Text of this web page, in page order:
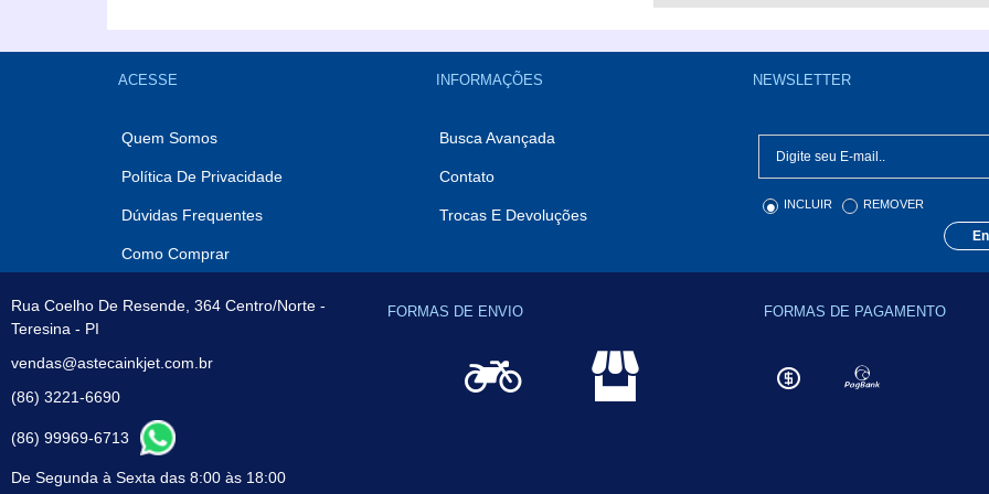
ACESSE
Quem Somos
Política De Privacidade
Dúvidas Frequentes
Como Comprar
INFORMAÇÕES
Busca Avançada
Contato
Trocas E Devoluções
NEWSLETTER
INCLUIR REMOVER
Rua Coelho De Resende, 364 Centro/Norte -
Teresina - PI
vendas@astecainkjet.com.br
(86) 3221-6690
(86) 99969-6713
De Segunda à Sexta das 8:00 às 18:00
FORMAS DE ENVIO FORMAS DE PAGAMENTO